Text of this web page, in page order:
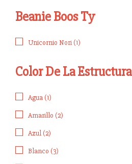
Beanie Boos Ty
Unicornio Nori (1)
Color De La Estructura
Agua (1)
Amarillo (2)
Azul (2)
Blanco (3)